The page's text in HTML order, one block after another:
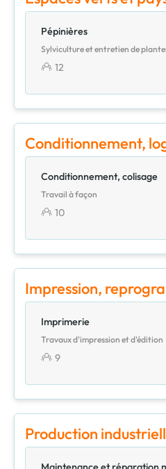
Pépinières
Sylviculture et entretien de
12
Conditionnement,
Conditionnement, colisage
Travail à façon
10
Impression,
Imprimerie
Travaux d'impression et d'édition
9
Production